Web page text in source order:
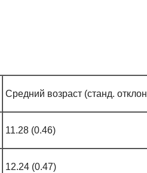
Средний возраст (станд.
11.28 (0.46)
12.24 (0.47)